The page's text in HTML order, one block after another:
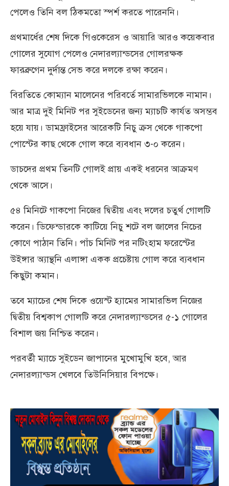
পেলেও তিনি বল ঠিকমতো স্পর্শ করতে পারেননি।
প্রথমার্ধের শেষ দিকে গিওকেরেস ও আয়ারি আরও কয়েকবার
গোলের সুযোগ পেলেও নেদারল্যান্ডসের গোলরক্ষক
ফারব্রুগেন দুর্দান্ত সেভ করে দলকে রক্ষা করেন।
বিরতিতে কোম্যান মালেনের পরিবর্তে সামারভিলকে নামান।
আর মাত্র দুই মিনিট পর সুইডেনের জন্য ম্যাচটি কার্যত অসম্ভব
হয়ে যায়। ডামফ্রাইসের আরেকটি নিচু ক্রস থেকে গাকপো
পোস্টের কাছ থেকে গোল করে ব্যবধান ৩-০ করেন।
ডাচদের প্রথম তিনটি গোলই প্রায় একই ধরনের আক্রমণ
থেকে আসে।
৫৪ মিনিটে গাকপো নিজের দ্বিতীয় এবং দলের চতুর্থ গোলটি
করেন। ডিফেন্ডারকে কাটিয়ে নিচু শটে বল জালের নিচের
কোণে পাঠান তিনি। পাঁচ মিনিট পর নটিংহাম ফরেস্টের
উইঙ্গার অ্যান্থনি এলাঙ্গা একক প্রচেষ্টায় গোল করে ব্যবধান
কিছুটা কমান।
তবে ম্যাচের শেষ দিকে ওয়েস্ট হ্যামের সামারভিল নিজের
দ্বিতীয় বিশ্বকাপ গোলটি করে নেদারল্যান্ডসের ৫-১ গোলের
বিশাল জয় নিশ্চিত করেন।
পরবর্তী ম্যাচে সুইডেন জাপানের মুখোমুখি হবে, আর
নেদারল্যান্ডস খেলবে তিউনিসিয়ার বিপক্ষে।